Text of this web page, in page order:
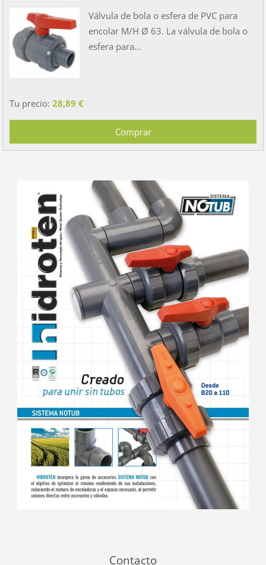
Válvula de bola o esfera de PVC para
encolar M/H Ø 63. La válvula de bola o
esfera para...
Tu precio: 28,89 €
Contacto